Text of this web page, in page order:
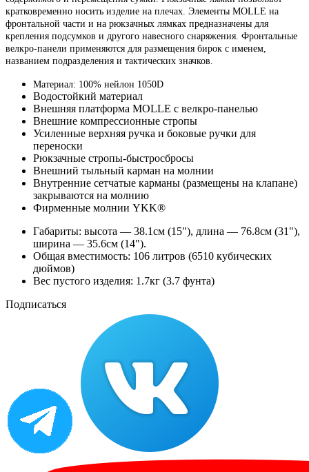
кратковременно носить изделие на плечах. Элементы MOLLE на
фронтальной части и на рюкзачных лямках предназначены для
крепления подсумков и другого навесного снаряжения. Фронтальные
велкро-панели применяются для размещения бирок с именем,
названием подразделения и тактических значков.
Материал: 100% нейлон 1050D
Водостойкий материал
Внешняя платформа MOLLE с велкро-панелью
Внешние компрессионные стропы
Усиленные верхняя ручка и боковые ручки для
переноски
Рюкзачные стропы-быстросбросы
Внешний тыльный карман на молнии
Внутренние сетчатые карманы (размещены на клапане)
закрываются на молнию
Фирменные молнии YKK®
Габариты: высота — 38.1см (15"), длина — 76.8см (31"),
ширина — 35.6см (14").
Общая вместимость: 106 литров (6510 кубических
дюймов)
Вес пустого изделия: 1.7кг (3.7 фунта)
Подписаться